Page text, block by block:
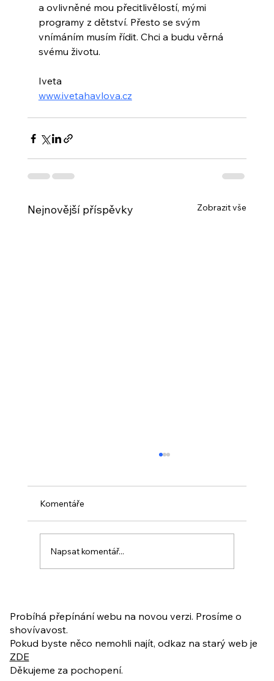
a ovlivněné mou přecitlivělostí, mými
programy z dětství. Přesto se svým
vnímáním musím řídit. Chci a budu věrná
svému životu.
Iveta
www.ivetahavlova.cz
Nejnovější příspěvky Zobrazit vše
ukázkové lekce
Komentáře
Napsat komentář...
Probíhá přepínání webu na novou verzi. Prosíme o
shovívavost.
Pokud byste něco nemohli najít, odkaz na starý web je
ZDE
Děkujeme za pochopení.